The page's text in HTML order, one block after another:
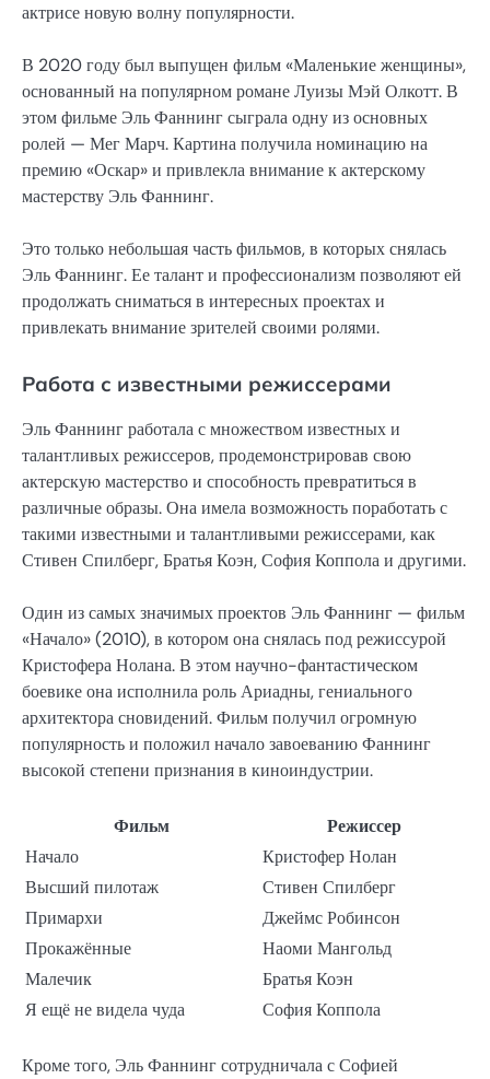
актрисе новую волну популярности.
В 2020 году был выпущен фильм «Маленькие женщины»,
основанный на популярном романе Луизы Мэй Олкотт. В
этом фильме Эль Фаннинг сыграла одну из основных
ролей — Мег Марч. Картина получила номинацию на
премию «Оскар» и привлекла внимание к актерскому
мастерству Эль Фаннинг.
Это только небольшая часть фильмов, в которых снялась
Эль Фаннинг. Ее талант и профессионализм позволяют ей
продолжать сниматься в интересных проектах и
привлекать внимание зрителей своими ролями.
Работа с известными режиссерами
Эль Фаннинг работала с множеством известных и
талантливых режиссеров, продемонстрировав свою
актерскую мастерство и способность превратиться в
различные образы. Она имела возможность поработать с
такими известными и талантливыми режиссерами, как
Стивен Спилберг, Братья Коэн, София Коппола и другими.
Один из самых значимых проектов Эль Фаннинг — фильм
«Начало» (2010), в котором она снялась под режиссурой
Кристофера Нолана. В этом научно-фантастическом
боевике она исполнила роль Ариадны, гениального
архитектора сновидений. Фильм получил огромную
популярность и положил начало завоеванию Фаннинг
высокой степени признания в киноиндустрии.
Фильм
Режиссер
Начало
Кристофер Нолан
Высший пилотаж
Стивен Спилберг
Примархи
Джеймс Робинсон
Прокажённые
Наоми Мангольд
Малечик
Братья Коэн
Я ещё не видела чуда
София Коппола
Кроме того, Эль Фаннинг сотрудничала с Софией